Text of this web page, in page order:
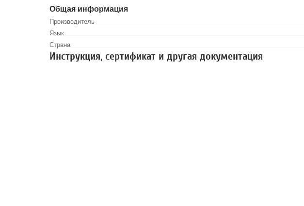
Общая информация
Производитель
Язык
Страна
Инструкция, сертификат и другая документация